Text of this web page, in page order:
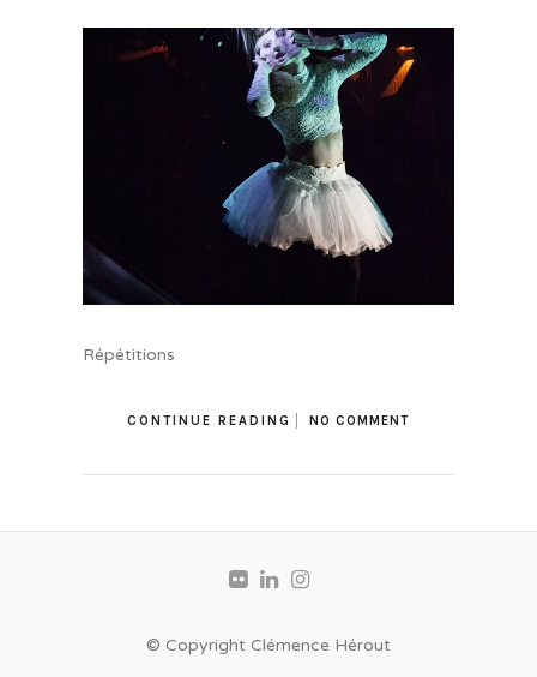
Répétitions
CONTINUE READING NO COMMENT
© Copyright Clémence Hérout